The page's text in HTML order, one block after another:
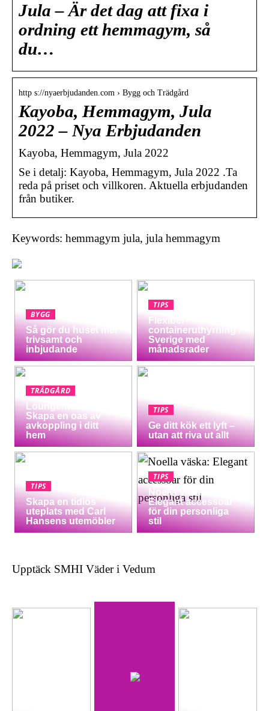
Jula – Är det dag att fixa i
ordning ett hemmagym, så
du…
http s://nyaerbjudanden.com › Bygg och Trädgård
Kayoba, Hemmagym, Jula
2022 – Nya Erbjudanden
Kayoba, Hemmagym, Jula 2022
Se i detalj: Kayoba, Hemmagym, Jula 2022 .Ta
reda på priset och villkoren. Aktuella erbjudanden
från butiker.
Keywords: hemmagym jula, jula hemmagym
BYGG
Så gör du huset mer
trivsamt och
inbjudande
TIPS
Flexibel
containeruthyrning i
Sverige med
månadsrader
TRÄDGÅRD
Loungemöbler:
Skapa en oas av
avkoppling i ditt
hem
TIPS
Ge ditt kök ett lyft –
utan att riva ut allt
TIPS
Skapa en tidlös
uteplats med Carl
Hansens utemöbler
TIPS
Noella väska:
Elegant accessoar
för din personliga
stil
Upptäck SMHI Väder i Vedum